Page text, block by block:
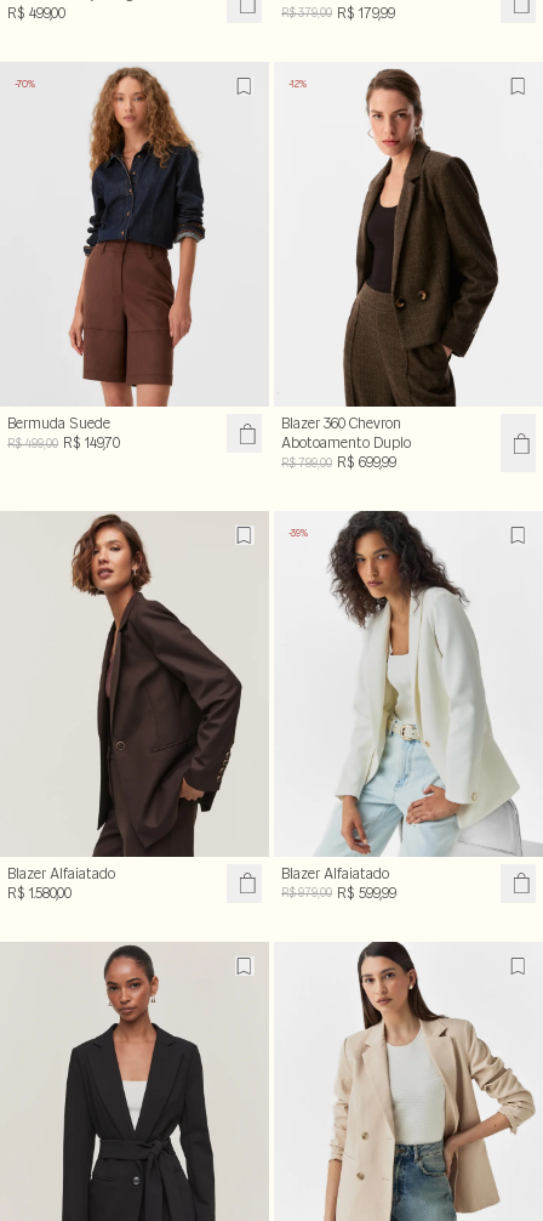
R$ 499,00
R$ 379,00 R$ 179,99
-70%
Bermuda Suede
R$ 499,00 R$ 149,70
-12%
Blazer 360 Chevron
Abotoamento Duplo
R$ 799,00 R$ 699,99
Blazer Alfaiatado
R$ 1.580,00
-39%
Blazer Alfaiatado
R$ 979,00 R$ 599,99